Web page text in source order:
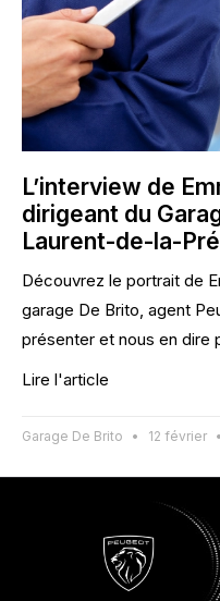
L’interview de
dirigeant du
Laurent-de-la-
Découvrez le portrait de
garage De Brito, agent
présenter et nous en dire
Lire l'article
Garage De Brito 12 février